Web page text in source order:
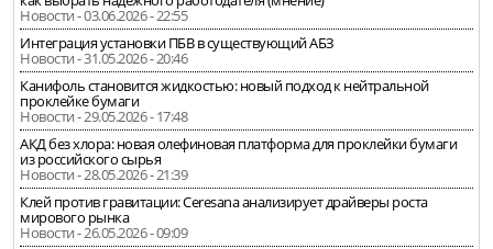
Новости - 03.06.2026 - 22:55
Интеграция установки ПБВ в существующий АБЗ
Новости - 31.05.2026 - 20:46
Канифоль становится жидкостью: новый подход к нейтральной
проклейке бумаги
Новости - 29.05.2026 - 17:48
АКД без хлора: новая олефиновая платформа для проклейки бумаги
из российского сырья
Новости - 28.05.2026 - 21:39
Клей против гравитации: Ceresana анализирует драйверы роста
мирового рынка
Новости - 26.05.2026 - 09:09